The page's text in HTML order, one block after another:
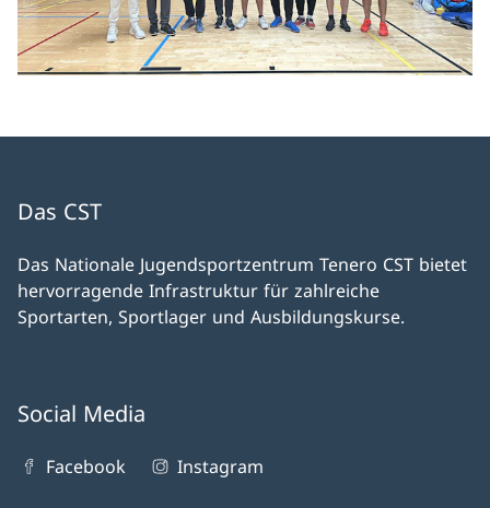
Das CST
Das Nationale Jugendsportzentrum Tenero CST bietet
hervorragende Infrastruktur für zahlreiche
Sportarten, Sportlager und Ausbildungskurse.
Social Media
Facebook Instagram